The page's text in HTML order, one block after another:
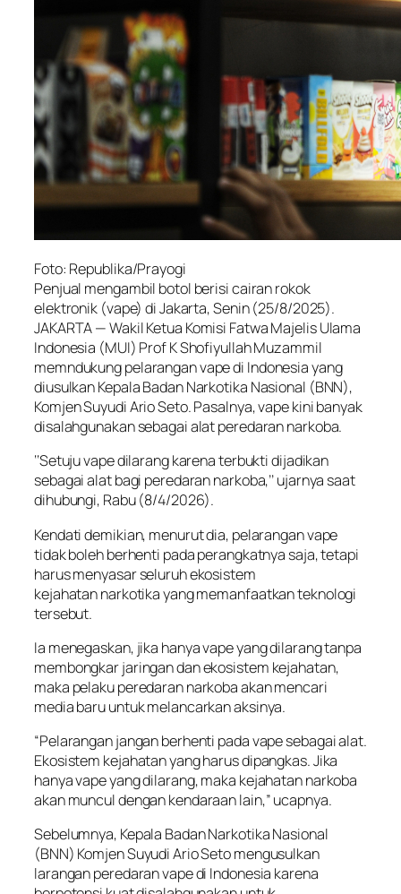
Foto: Republika/Prayogi
Penjual mengambil botol berisi cairan rokok
elektronik (vape) di Jakarta, Senin (25/8/2025).
JAKARTA — Wakil Ketua Komisi Fatwa Majelis Ulama
Indonesia (MUI) Prof K Shofiyullah Muzammil
memndukung pelarangan vape di Indonesia yang
diusulkan Kepala Badan Narkotika Nasional (BNN),
Komjen Suyudi Ario Seto. Pasalnya, vape kini banyak
disalahgunakan sebagai alat peredaran narkoba.
‘‘Setuju vape dilarang karena terbukti dijadikan
sebagai alat bagi peredaran narkoba,’’ ujarnya saat
dihubungi, Rabu (8/4/2026).
Kendati demikian, menurut dia, pelarangan vape
tidak boleh berhenti pada perangkatnya saja, tetapi
harus menyasar seluruh ekosistem
kejahatan narkotika yang memanfaatkan teknologi
tersebut.
Ia menegaskan, jika hanya vape yang dilarang tanpa
membongkar jaringan dan ekosistem kejahatan,
maka pelaku peredaran narkoba akan mencari
media baru untuk melancarkan aksinya.
“Pelarangan jangan berhenti pada vape sebagai alat.
Ekosistem kejahatan yang harus dipangkas. Jika
hanya vape yang dilarang, maka kejahatan narkoba
akan muncul dengan kendaraan lain,” ucapnya.
Sebelumnya, Kepala Badan Narkotika Nasional
(BNN) Komjen Suyudi Ario Seto mengusulkan
larangan peredaran vape di Indonesia karena